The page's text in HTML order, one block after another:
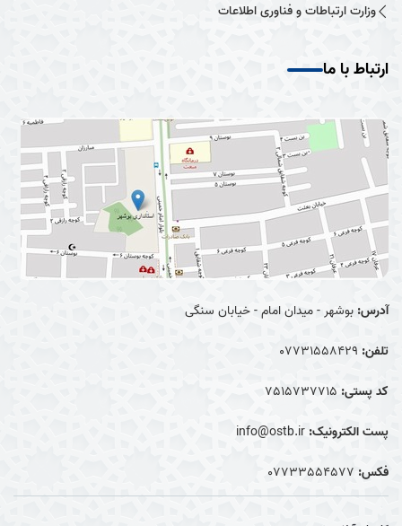
وزارت ارتباطات و فناوری اطلاعات
ارتباط با ما
آدرس: بوشهر - میدان امام - خیابان سنگی
تلفن: 07731558429
کد پستی: 7515737715
پست الکترونیک: info@ostb.ir
فکس: 07733554577